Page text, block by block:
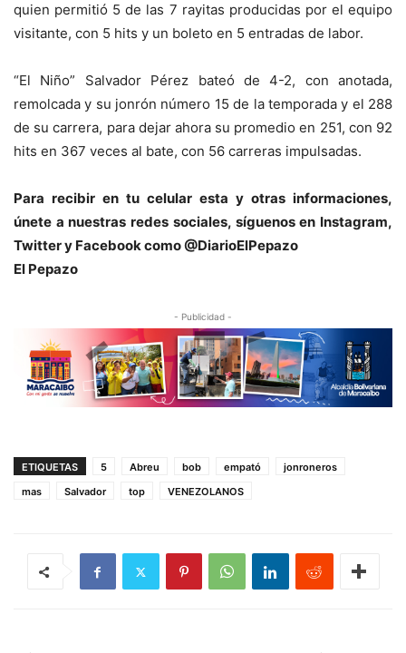
quien permitió 5 de las 7 rayitas producidas por el equipo
visitante, con 5 hits y un boleto en 5 entradas de labor.
“El Niño” Salvador Pérez bateó de 4-2, con anotada,
remolcada y su jonrón número 15 de la temporada y el 288
de su carrera, para dejar ahora su promedio en 251, con 92
hits en 367 veces al bate, con 56 carreras impulsadas.
Para recibir en tu celular esta y otras informaciones,
únete a nuestras redes sociales, síguenos en Instagram,
Twitter y Facebook como @DiarioElPepazo
El Pepazo
- Publicidad -
ETIQUETAS 5 Abreu bob empató
jonroneros
mas
Salvador top VENEZOLANOS